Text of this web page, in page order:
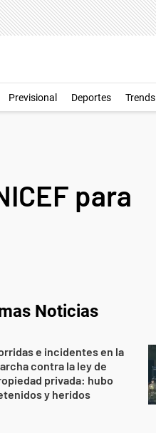
Previsional Deportes Trends
para
Noticias
e incidentes en la
contra la ley de
privada: hubo
y heridos